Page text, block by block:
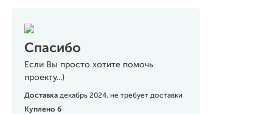
Спасибо
Если Вы просто хотите помочь
проекту...)
Доставка декабрь 2024, не требует доставки
Куплено 6